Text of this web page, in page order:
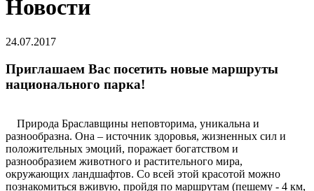
Новости
24.07.2017
Приглашаем Вас посетить новые маршруты
национального парка!
Природа Браславщины неповторима, уникальна и
разнообразна. Она – источник здоровья, жизненных сил и
положительных эмоций, поражает богатством и
разнообразием животного и растительного мира,
окружающих ландшафтов. Со всей этой красотой можно
познакомиться вживую, пройдя по маршрутам (пешему - 4 км,